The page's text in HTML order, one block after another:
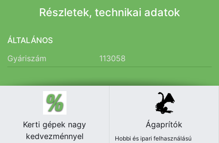
Részletek, technikai adatok
ÁLTALÁNOS
Gyáriszám
113058
Kerti gépek nagy
kedvezménnyel
Ágaprítók
Hobbi és ipari felhasználású